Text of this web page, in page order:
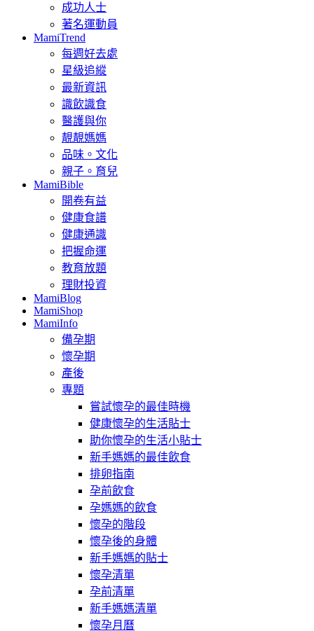
成功人士
著名運動員
MamiTrend
每週好去處
星級追縱
最新資訊
識飲識食
醫護與你
靚靚媽媽
品味。文化
親子。育兒
MamiBible
開卷有益
健康食譜
健康通識
把握命運
教育放題
理財投資
MamiBlog
MamiShop
MamiInfo
備孕期
懷孕期
產後
專題
嘗試懷孕的最佳時機
健康懷孕的生活貼士
助你懷孕的生活小貼士
新手媽媽的最佳飲食
排卵指南
孕前飲食
孕媽媽的飲食
懷孕的階段
懷孕後的身體
新手媽媽的貼士
懷孕清單
孕前清單
新手媽媽清單
懷孕月曆